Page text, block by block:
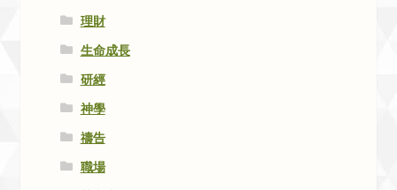
理財
生命成長
研經
神學
禱告
職場